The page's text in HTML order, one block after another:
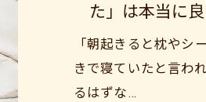
た」は本当に
「朝起きると枕やシ
きで寝ていたと言わ
るはずな…